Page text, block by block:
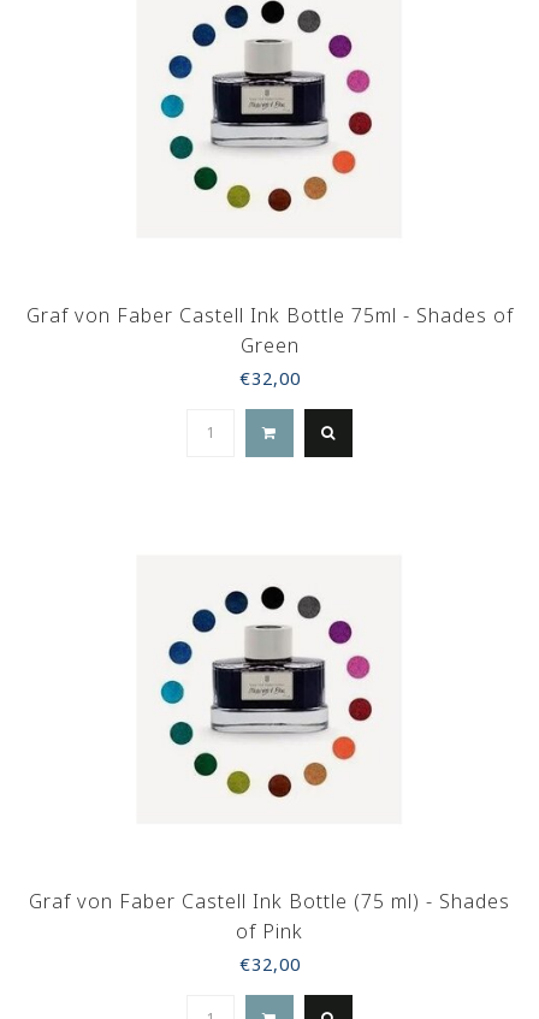
Graf von Faber Castell Ink Bottle 75ml - Shades of
Green
€32,00
Graf von Faber Castell Ink Bottle (75 ml) - Shades
of Pink
€32,00